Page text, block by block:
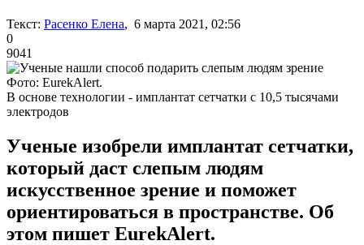
Текст: Расенко Елена, 6 марта 2021, 02:56
0
9041
Фото: EurekAlert.
В основе технологии - имплантат сетчатки с 10,5 тысячами
электродов
Ученые изобрели имплантат сетчатки,
который даст слепым людям
искусственное зрение и поможет
ориентироваться в пространстве. Об
этом пишет EurekAlert.